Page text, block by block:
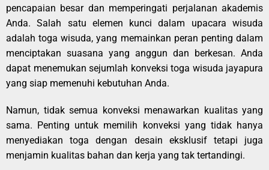
pencapaian besar dan memperingati perjalanan akademis
Anda. Salah satu elemen kunci dalam upacara wisuda
adalah toga wisuda, yang memainkan peran penting dalam
menciptakan suasana yang anggun dan berkesan. Anda
dapat menemukan sejumlah konveksi toga wisuda jayapura
yang siap memenuhi kebutuhan Anda.
Namun, tidak semua konveksi menawarkan kualitas yang
sama. Penting untuk memilih konveksi yang tidak hanya
menyediakan toga dengan desain eksklusif tetapi juga
menjamin kualitas bahan dan kerja yang tak tertandingi.